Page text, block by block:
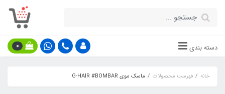
دسته بندی 0
خانه فهرست محصولات ماسک موی G-HAIR #BOMBAR